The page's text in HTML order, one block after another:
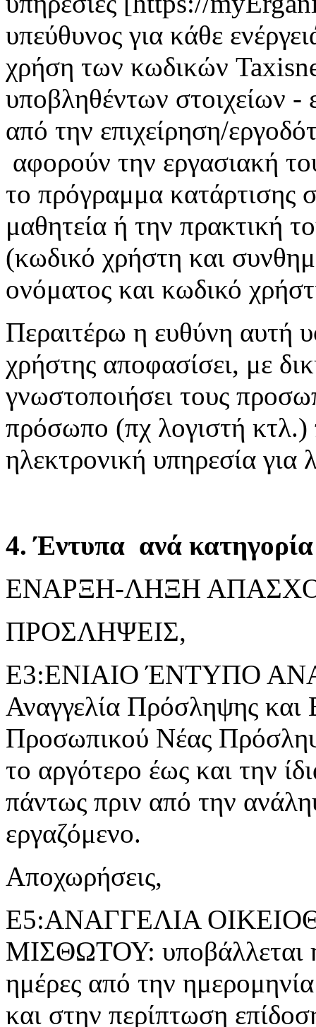
υπεύθυνος για κάθε
χρήση των κωδικών
υποβληθέντων στοιχείων -
από την επιχείρηση/
αφορούν την εργασιακή
το πρόγραμμα κατάρτισης
μαθητεία ή την πρακτική
(κωδικό χρήστη και
ονόματος και κωδικό
Περαιτέρω η ευθύνη αυτή
χρήστης αποφασίσει, με
γνωστοποιήσει τους
πρόσωπο (πχ λογιστή κτλ.)
ηλεκτρονική υπηρεσία για
4. Έντυπα ανά κατηγορία
ΕΝΑΡΞΗ-ΛΗΞΗ
ΠΡΟΣΛΗΨΕΙΣ,
Ε3:ΕΝΙΑΙΟ ΈΝΤΥΠΟ
Αναγγελία Πρόσληψης
Προσωπικού Νέας
το αργότερο έως και την
πάντως πριν από την
εργαζόμενο.
Αποχωρήσεις,
Ε5:ΑΝΑΓΓΕΛΙΑ
ΜΙΣΘΩΤΟΥ: υποβάλλεται
ημέρες από την
και στην περίπτωση